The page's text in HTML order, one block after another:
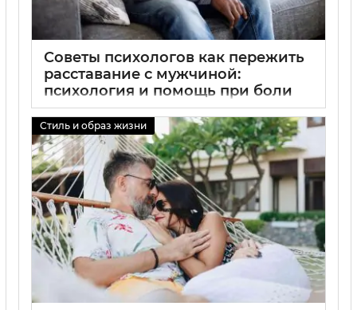
Советы психологов как пережить
расставание с мужчиной:
психология и помощь при боли
Стиль и образ жизни